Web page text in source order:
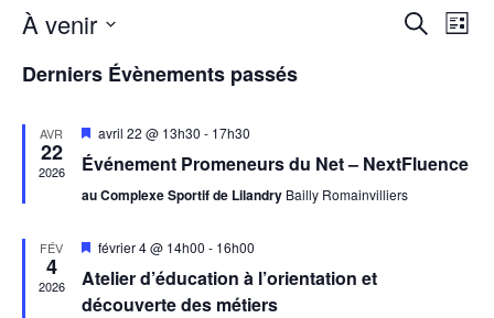
Recherche
de
Liste
À venir
une
Derniers Évènements passés
AVR
22
2026
Mis
avant
avril 22 @ 13h30 - 17h30
Événement Promeneurs du Net – NextFluence
au Complexe Sportif de Lilandry Bailly Romainvilliers
FÉV
4
2026
Mis
avant
février 4 @ 14h00 - 16h00
Atelier d’éducation à l’orientation et
découverte des métiers